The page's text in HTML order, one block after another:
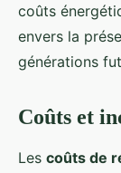
coûts
envers la
générations
Coûts et
Les coûts de